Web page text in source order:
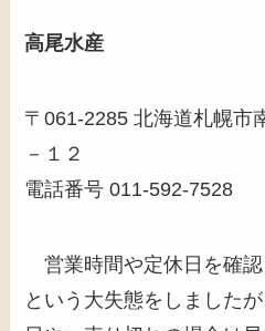
高尾水産
〒061-2285 北海道札幌市
－１２
電話番号 011-592-7528
営業時間や定休日を確
という大失態をしました